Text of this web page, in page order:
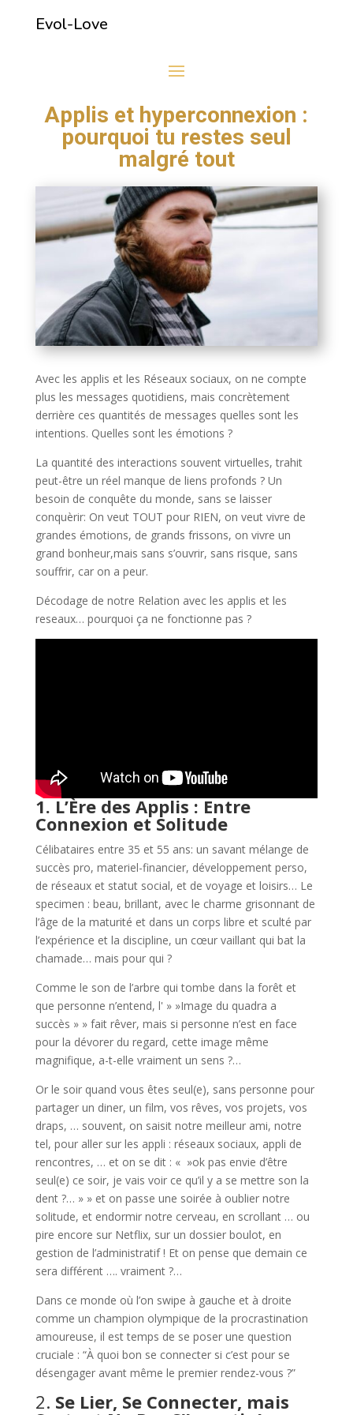
Evol-Love
Applis et hyperconnexion :
pourquoi tu restes seul
malgré tout
Avec les applis et les Réseaux sociaux, on ne compte
plus les messages quotidiens, mais concrètement
derrière ces quantités de messages quelles sont les
intentions. Quelles sont les émotions ?
La quantité des interactions souvent virtuelles, trahit
peut-être un réel manque de liens profonds ? Un
besoin de conquête du monde, sans se laisser
conquèrir: On veut TOUT pour RIEN, on veut vivre de
grandes émotions, de grands frissons, on vivre un
grand bonheur,mais sans s’ouvrir, sans risque, sans
souffrir, car on a peur.
Décodage de notre Relation avec les applis et les
reseaux… pourquoi ça ne fonctionne pas ?
1. L’Ère des Applis : Entre
Connexion et Solitude
Célibataires entre 35 et 55 ans: un savant mélange de
succès pro, materiel-financier, développement perso,
de réseaux et statut social, et de voyage et loisirs… Le
specimen : beau, brillant, avec le charme grisonnant de
l’âge de la maturité et dans un corps libre et sculté par
l’expérience et la discipline, un cœur vaillant qui bat la
chamade… mais pour qui ?
Comme le son de l’arbre qui tombe dans la forêt et
que personne n’entend, l' » »Image du quadra a
succès » » fait rêver, mais si personne n’est en face
pour la dévorer du regard, cette image même
magnifique, a-t-elle vraiment un sens ?…
Or le soir quand vous êtes seul(e), sans personne pour
partager un diner, un film, vos rêves, vos projets, vos
draps, … souvent, on saisit notre meilleur ami, notre
tel, pour aller sur les appli : réseaux sociaux, appli de
rencontres, … et on se dit : « »ok pas envie d’être
seul(e) ce soir, je vais voir ce qu’il y a se mettre son la
dent ?… » » et on passe une soirée à oublier notre
solitude, et endormir notre cerveau, en scrollant … ou
pire encore sur Netflix, sur un dossier boulot, en
gestion de l’administratif ! Et on pense que demain ce
sera différent …. vraiment ?…
Dans ce monde où l’on swipe à gauche et à droite
comme un champion olympique de la procrastination
amoureuse, il est temps de se poser une question
cruciale : “À quoi bon se connecter si c’est pour se
désengager avant même le premier rendez-vous ?”
2. Se Lier, Se Connecter, mais